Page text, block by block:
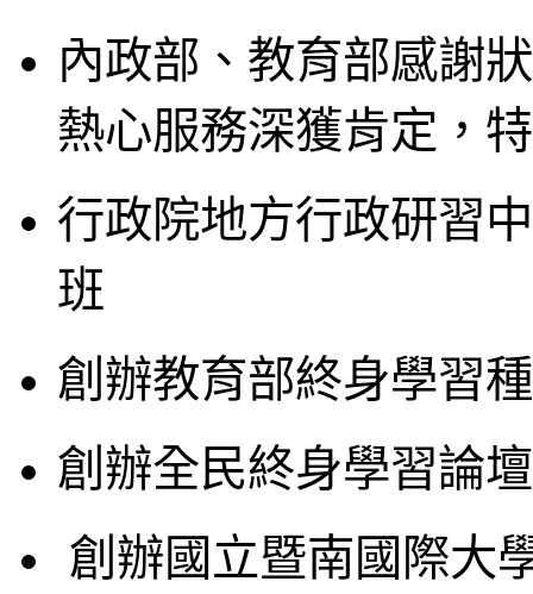
內政部、教育部感謝
熱心服務深獲肯定，
行政院地方行政研習
班
創辦教育部終身學習
創辦全民終身學習論壇
創辦國立暨南國際大